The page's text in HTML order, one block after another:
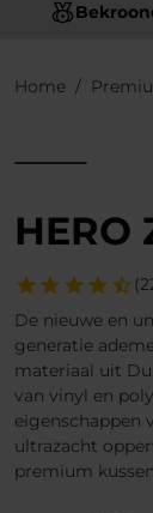
Home
De nieuwe en
generatie
materiaal uit
van vinyl en
eigenschappen
ultrazacht
premium